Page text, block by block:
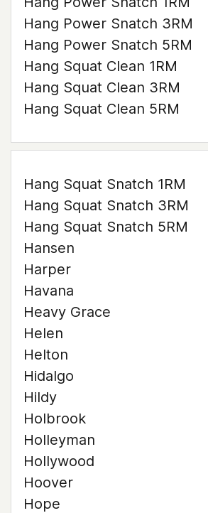
Hang Power Snatch 3RM
Hang Power Snatch 5RM
Hang Squat Clean 1RM
Hang Squat Clean 3RM
Hang Squat Clean 5RM
Hang Squat Snatch 1RM
Hang Squat Snatch 3RM
Hang Squat Snatch 5RM
Hansen
Harper
Havana
Heavy Grace
Helen
Helton
Hidalgo
Hildy
Holbrook
Holleyman
Hollywood
Hoover
Hope